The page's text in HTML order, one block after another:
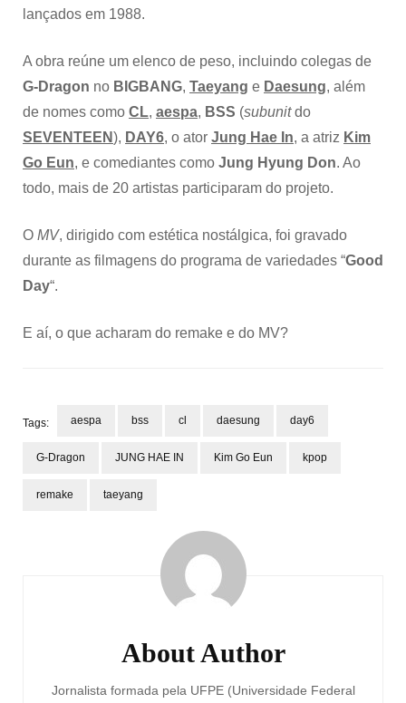
lançados em 1988.
A obra reúne um elenco de peso, incluindo colegas de
G-Dragon no BIGBANG, Taeyang e Daesung, além
de nomes como CL, aespa, BSS (subunitdo
SEVENTEEN), DAY6, o ator Jung Hae In, a atriz Kim
Go Eun, e comediantes como Jung Hyung Don. Ao
todo, mais de 20 artistas participaram do projeto.
O MV, dirigido com estética nostálgica, foi gravado
durante as filmagens do programa de variedades “Good
Day“.
E aí, o que acharam do remake e do MV?
Tags: aespa bss cl daesung day6
G-Dragon JUNG HAE IN Kim Go Eun kpop
remake taeyang
About Author
Jornalista formada pela UFPE (Universidade Federal